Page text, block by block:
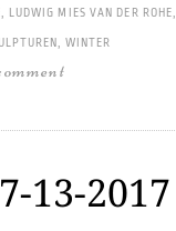
, LUDWIG MIES VAN DER ROHE,
, WINTER
13-2017